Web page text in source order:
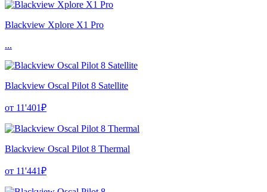
Blackview Xplore X1 Pro
...
Blackview Oscal Pilot 8 Satellite
от 11'401₽
Blackview Oscal Pilot 8 Thermal
от 11'441₽